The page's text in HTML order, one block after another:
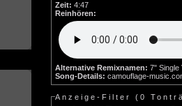
Zeit: 4:47
Reinhören:
Alternative Remixnamen:
Song-Details: camouflage-
Anzeige-Filter (0